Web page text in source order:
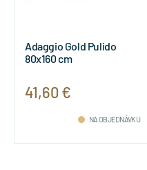
Adaggio Gold Pulido
80x160 cm
41,60 €
NA OBJEDNÁVKU